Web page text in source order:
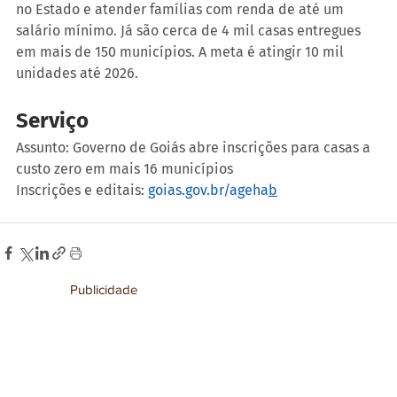
no Estado e atender famílias com renda de até um
salário mínimo. Já são cerca de 4 mil casas entregues
em mais de 150 municípios. A meta é atingir 10 mil
unidades até 2026.
Serviço
Assunto: Governo de Goiás abre inscrições para casas a
custo zero em mais 16 municípios
Inscrições e editais: goias.gov.br/agehab
Publicidade